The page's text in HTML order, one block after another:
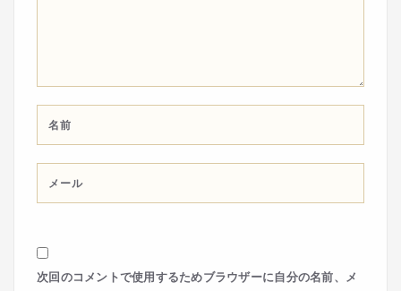
次回のコメントで使用するためブラウザーに自分の名前、メ